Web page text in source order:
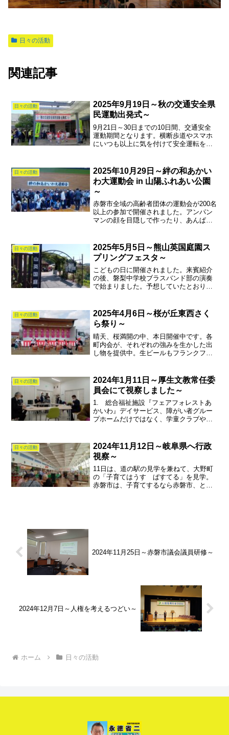
日々の活動
関連記事
日々の活動
2025年9月19日～秋の交通安全県
民運動出発式～
9月21日～30日までの10日間、交通安全
運動期間となります。横断歩道やスマホ
にいつも以上に気を付けて安全運転を推
日々の活動
2025年10月29日～絆の和あかい
わ大運動会 in 山陽ふれあい公園
～
赤磐市全域の高齢者団体の運動会が200名
以上の参加で開催されました。アンパン
マンの顔を目隠しで作ったり、あんぱん
どほどに頑張りました。
日々の活動
2025年5月5日～熊山英国庭園ス
プリングフェスタ～
こどもの日に開催されました。来賓紹介
の後、磐梨中学校ブラスバンド部の演奏
で始まりました。予想していたとおり、
山の駐車場が必要と感じました。
日々の活動
2025年4月6日～桜が丘東西さく
ら祭り～
晴天、桜満開の中、本日開催中です。各
町内会が、それぞれの強みを生かした出
し物を提供中。生ビールもフランクフル
日々の活動
2024年1月11日～厚生文教常任委
員会にて視察しました～
1. 総合福祉施設『フェアフォレストあ
かいわ』デイサービス、障がい者グルー
プホームだけではなく、学童クラブやお
チ』コミュニケーションが苦手な児童に
対し、ＰＥＣＳ（絵カ...
日々の活動
2024年11月12日～岐阜県へ行政
視察～
11日は、道の駅の見学を兼ねて、大野町
の「子育てはうす ぱすてる」を見学。
赤磐市は、子育てするなら赤磐市、と標
2024年11月25日～赤磐市議会議員研修～
2024年12月7日～人権を考えるつどい～
ホーム 日々の活動